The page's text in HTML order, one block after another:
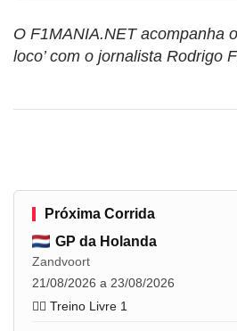
O F1MANIA.NET acompanha
loco’ com o jornalista Rodrigo
Próxima Corrida
GP da Holanda
Zandvoort
21/08/2026 a 23/08/2026
🏋️‍♂️ Treino Livre 1